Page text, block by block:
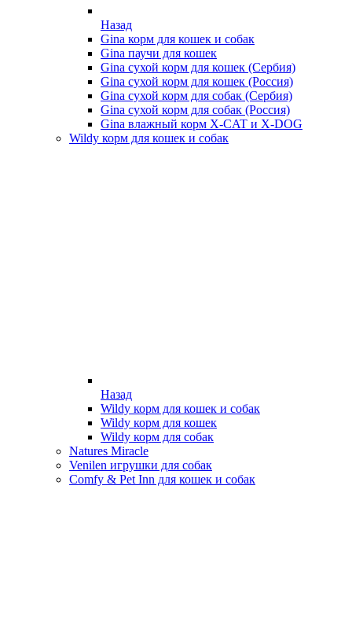
Назад
Gina корм для кошек и собак
Gina паучи для кошек
Gina сухой корм для кошек (Сербия)
Gina сухой корм для кошек (Россия)
Gina сухой корм для собак (Сербия)
Gina сухой корм для собак (Россия)
Gina влажный корм X-CAT и X-DOG
Wildy корм для кошек и собак
Назад
Wildy корм для кошек и собак
Wildy корм для кошек
Wildy корм для собак
Natures Miracle
Venilen игрушки для собак
Comfy & Pet Inn для кошек и собак